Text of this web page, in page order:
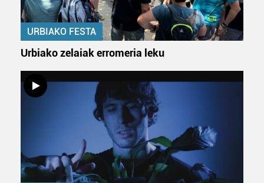
URBIAKO FESTA
Urbiako zelaiak erromeria leku